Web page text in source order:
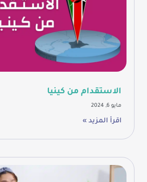
الاستقدام من كينيا
مايو 6, 2024
اقرأ المزيد »